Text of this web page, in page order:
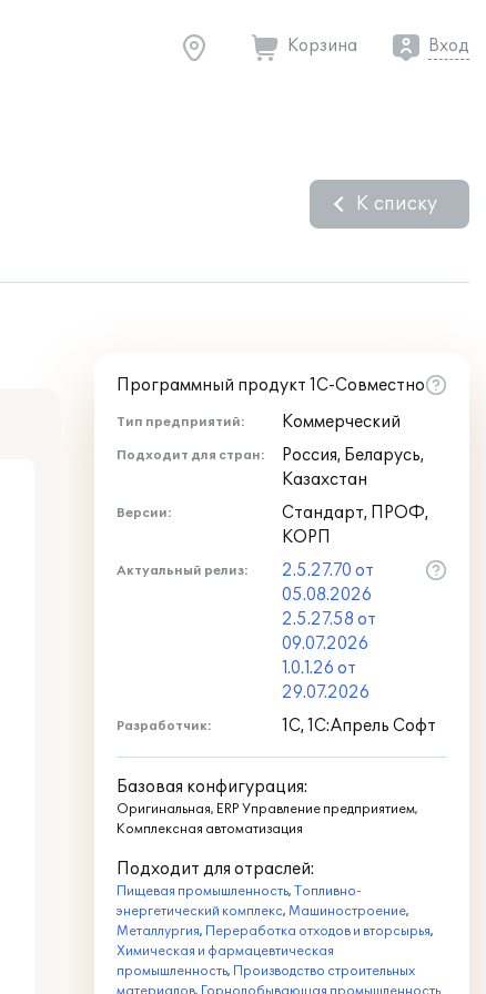
Корзина Вход
К списку
Программный продукт 1С-Совместно
Тип предприятий: Коммерческий
Подходит для стран:
Россия, Беларусь,
Казахстан
Версии:
Стандарт, ПРОФ,
КОРП
Актуальный релиз:
2.5.27.70 от
05.08.2026
2.5.27.58 от
09.07.2026
1.0.1.26 от
29.07.2026
Разработчик: 1С, 1С:Апрель Софт
Базовая конфигурация:
Оригинальная, ERP Управление предприятием,
Комплексная автоматизация
Подходит для отраслей:
Пищевая промышленность, Топливно-
энергетический комплекс, Машиностроение,
Металлургия, Переработка отходов и вторсырья,
Химическая и фармацевтическая
промышленность, Производство строительных